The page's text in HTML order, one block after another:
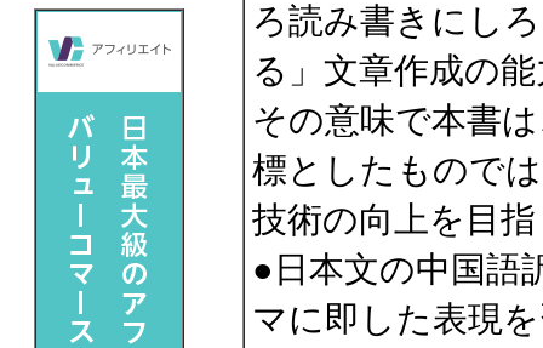
ろ読み書きにし
る」文章作成の
その意味で本書
標としたもので
技術の向上を目
●日本文の中国語
マに即した表現